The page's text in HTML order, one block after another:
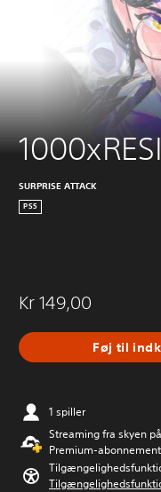
SURPRISE ATTACK
PS5
Kr 149,00
Føj til
1 spiller
Streaming fra skyen
Premium-abonnement